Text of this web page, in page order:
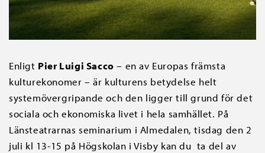
Enligt Pier Luigi Sacco – en av Europas främsta
kulturekonomer – är kulturens betydelse helt
systemövergripande och den ligger till grund för det
sociala och ekonomiska livet i hela samhället. På
Länsteatrarnas seminarium i Almedalen, tisdag den 2
juli kl 13-15 på Högskolan i Visby kan du ta del av